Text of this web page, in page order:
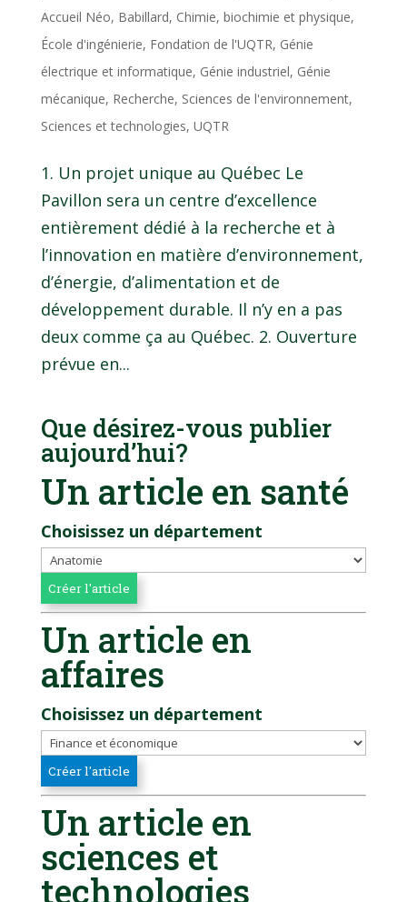
Accueil Néo, Babillard, Chimie, biochimie et physique,
École d'ingénierie, Fondation de l'UQTR, Génie
électrique et informatique, Génie industriel, Génie
mécanique, Recherche, Sciences de l'environnement,
Sciences et technologies, UQTR
1. Un projet unique au Québec Le
Pavillon sera un centre d’excellence
entièrement dédié à la recherche et à
l’innovation en matière d’environnement,
d’énergie, d’alimentation et de
développement durable. Il n’y en a pas
deux comme ça au Québec. 2. Ouverture
prévue en...
Que désirez-vous publier
aujourd’hui?
Un article en santé
Choisissez un département
Un article en
affaires
Choisissez un département
Un article en
sciences et
technologies